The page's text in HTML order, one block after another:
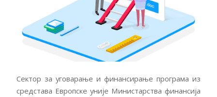
Сектор за уговарање и финансирање програма из
средстава Европске уније Министарства финансија